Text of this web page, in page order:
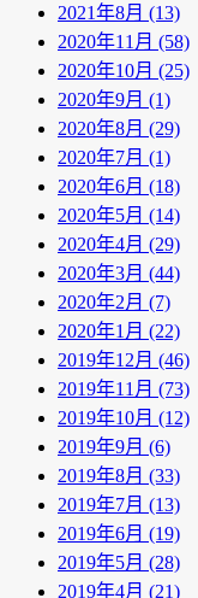
2021年8月 (13)
2020年11月 (58)
2020年10月 (25)
2020年9月 (1)
2020年8月 (29)
2020年7月 (1)
2020年6月 (18)
2020年5月 (14)
2020年4月 (29)
2020年3月 (44)
2020年2月 (7)
2020年1月 (22)
2019年12月 (46)
2019年11月 (73)
2019年10月 (12)
2019年9月 (6)
2019年8月 (33)
2019年7月 (13)
2019年6月 (19)
2019年5月 (28)
2019年4月 (21)